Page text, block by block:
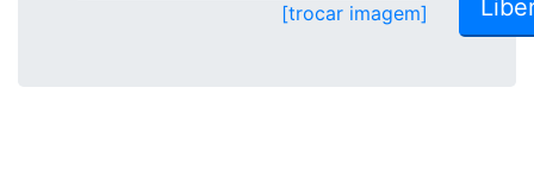
[trocar imagem]